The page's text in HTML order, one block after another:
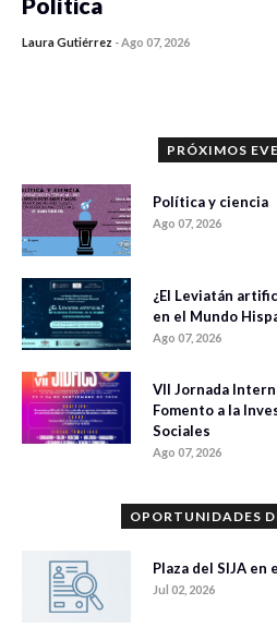
Laura Gutiérrez -Ago 07, 2026
PRÓXIMOS
Política y ciencia
Ago 07, 2026
¿El Leviatán
en el Mundo
Ago 07, 2026
VII Jornada
Fomento a la
Sociales
Ago 07, 2026
OPORTUNIDADES
Plaza del SIJA en
Jul 02, 2026